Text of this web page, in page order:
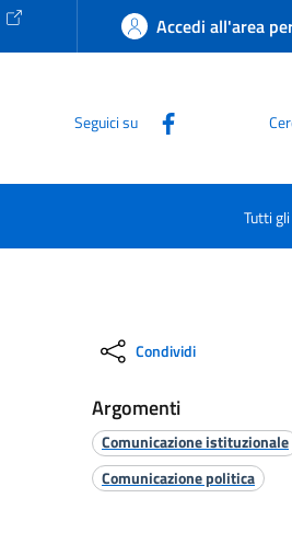
Accedi all'area
Seguici su
Tutti
Condividi
Argomenti
Comunicazione istituzionale
Comunicazione politica